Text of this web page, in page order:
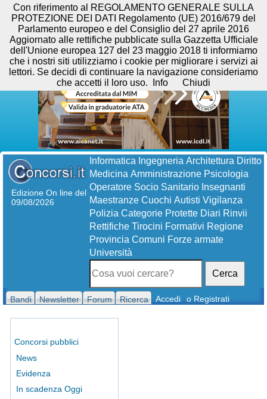
Edizione On line del
09/08/2026
Informatica Ingegneria Architettura Diritto
Medicina Amministrazione Psicologia
Operatore Socio Sanitario Insegnanti
Maestranze Cuochi Autisti Vigilanza
Polizia Categorie Protette Diari Rinvii
Rettifiche Tirocini Formativi Regione
Provincia Comuni Forze armate
Università
Cerca
Bandi Newsletter Forum Ricerca Accedi o Registrati
Concorsi pubblici
News
Evidenza
In scadenza Oggi
Con riferimento al REGOLAMENTO GENERALE SULLA
PROTEZIONE DEI DATI Regolamento (UE) 2016/679 del
Parlamento europeo e del Consiglio del 27 aprile 2016
Aggiornato alle rettifiche pubblicate sulla Gazzetta Ufficiale
dell'Unione europea 127 del 23 maggio 2018 ti informiamo
che i nostri siti utilizziamo i cookie per migliorare i servizi ai
lettori. Se decidi di continuare la navigazione consideriamo
che accetti il loro uso.
Info Chiudi